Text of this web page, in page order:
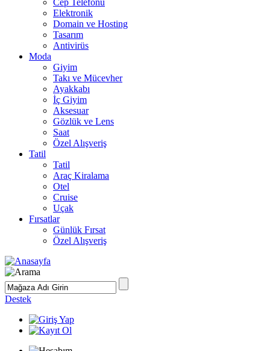
Cep Telefonu
Elektronik
Domain ve Hosting
Tasarım
Antivirüs
Moda
Giyim
Takı ve Mücevher
Ayakkabı
İç Giyim
Aksesuar
Gözlük ve Lens
Saat
Özel Alışveriş
Tatil
Tatil
Araç Kiralama
Otel
Cruise
Uçak
Fırsatlar
Günlük Fırsat
Özel Alışveriş
Destek